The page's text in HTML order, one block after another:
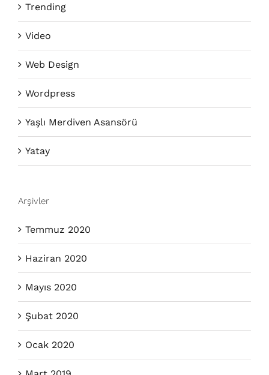
Trending
Video
Web Design
Wordpress
Yaşlı Merdiven Asansörü
Yatay
Arşivler
Temmuz 2020
Haziran 2020
Mayıs 2020
Şubat 2020
Ocak 2020